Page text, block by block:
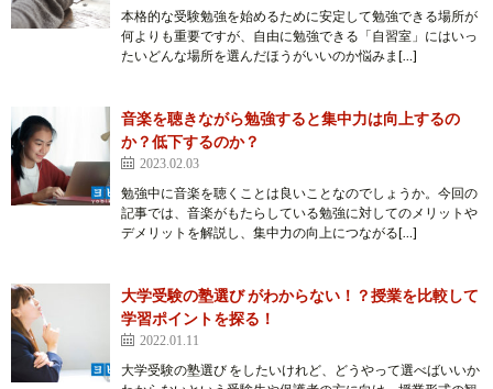
本格的な受験勉強を始めるために安定して勉強できる場所が
何よりも重要ですが、自由に勉強できる「自習室」にはいっ
たいどんな場所を選んだほうがいいのか悩みま[…]
音楽を聴きながら勉強すると集中力は向上するの
か？低下するのか？
2023.02.03
勉強中に音楽を聴くことは良いことなのでしょうか。今回の
記事では、音楽がもたらしている勉強に対してのメリットや
デメリットを解説し、集中力の向上につながる[…]
大学受験の塾選び がわからない！？授業を比較して
学習ポイントを探る！
2022.01.11
大学受験の塾選び をしたいけれど、どうやって選べばいいか